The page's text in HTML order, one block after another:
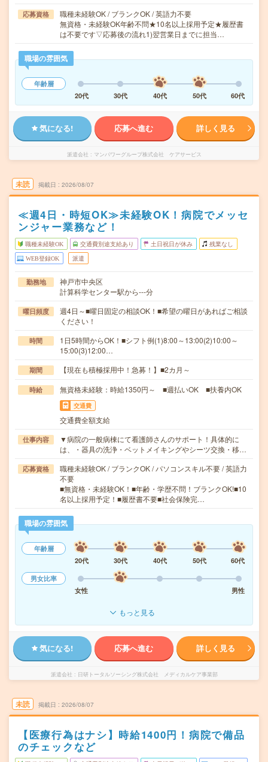
応募資格
職種未経験OK / ブランクOK / 英語力不要
無資格・未経験OK年齢不問★10名以上採用予定★履歴書
は不要です▽応募後の流れ1)翌営業日までに担当…
職場の雰囲気
年齢層
20代
30代 40代 50代 60代
気になる! 応募へ進む 詳しく見る
派遣会社 マンパワーグループ株式会社 ケアサービス
未読 掲載日 2026/08/07
≪週4日・時短OK≫未経験OK！病院でメッセ
ンジャー業務など！
職種未経験OK 交通費別途支給あり 土日祝日が休み 残業なし
WEB登録OK 派遣
勤務地
神戸市中央区
計算科学センター駅から---分
曜日頻度
週4日～■曜日固定の相談OK！■希望の曜日があればご相談
ください！
時間
1日5時間からOK！■シフト例(1)8:00～13:00(2)10:00～
15:00(3)12:00…
期間 【現在も積極採用中！急募！】■2カ月～
時給 無資格未経験：時給1350円～ ■週払いOK ■扶養内OK
交通費
交通費全額支給
仕事内容
▼病院の一般病棟にて看護師さんのサポート！具体的に
は、・器具の洗浄・ベットメイキングやシーツ交換・移…
応募資格
職種未経験OK / ブランクOK / パソコンスキル不要 / 英語力
不要
■無資格・未経験OK！■年齢・学歴不問！ブランクOK!■10
名以上採用予定！■履歴書不要■社会保険完…
職場の雰囲気
年齢層
20代
30代 40代 50代
60代
男女比率
女性
男性
もっと見る
気になる! 応募へ進む 詳しく見る
派遣会社 日研トータルソーシング株式会社 メディカルケア事業部
未読 掲載日 2026/08/07
【医療行為はナシ】時給1400円！病院で備品
のチェックなど